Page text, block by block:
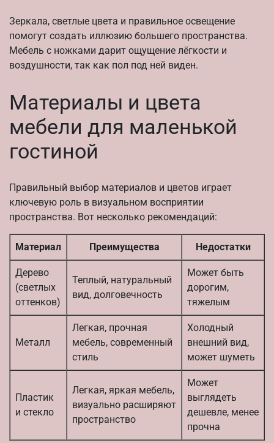
Зеркала, светлые цвета и правильное освещение
помогут создать иллюзию большего пространства.
Мебель с ножками дарит ощущение лёгкости и
воздушности, так как пол под ней виден.
Материалы и цвета
мебели для маленькой
гостиной
Правильный выбор материалов и цветов играет
ключевую роль в визуальном восприятии
пространства. Вот несколько рекомендаций:
Материал Преимущества Недостатки
Дерево
(светлых
оттенков)
Теплый, натуральный
вид, долговечность
Может быть
дорогим,
тяжелым
Металл
Легкая, прочная
мебель, современный
стиль
Холодный
внешний вид,
может шуметь
Пластик
и стекло
Легкая, яркая мебель,
визуально расширяют
пространство
Может
выглядеть
дешевле, менее
прочна